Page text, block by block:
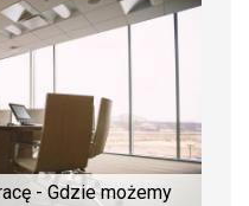
- Gdzie możemy